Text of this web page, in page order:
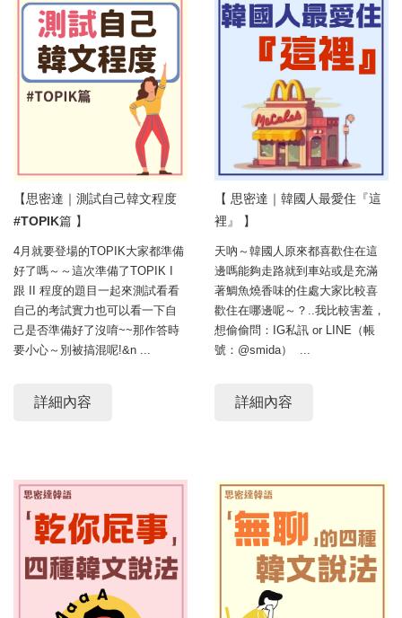
【思密達｜測試自己韓文程度
#TOPIK篇 】
4月就要登場的TOPIK大家都準備
好了嗎～～這次準備了TOPIK I
跟 II 程度的題目一起來測試看看
自己的考試實力也可以看一下自
己是否準備好了沒唷~~那作答時
要小心～別被搞混呢!&n ...
詳細內容
【 思密達｜韓國人最愛住『這
裡』 】
天吶～韓國人原來都喜歡住在這
邊嗎能夠走路就到車站或是充滿
著鯛魚燒香味的住處大家比較喜
歡住在哪邊呢～？..我比較害羞，
想偷偷問：IG私訊 or LINE（帳
號：@smida） ...
詳細內容